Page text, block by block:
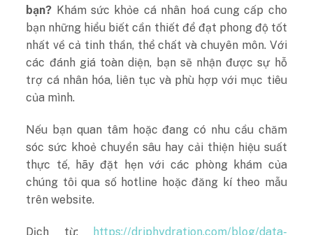
bạn? Khám sức khỏe cá nhân hoá cung cấp cho
bạn những hiểu biết cần thiết để đạt phong độ tốt
nhất về cả tinh thần, thể chất và chuyên môn. Với
các đánh giá toàn diện, bạn sẽ nhận được sự hỗ
trợ cá nhân hóa, liên tục và phù hợp với mục tiêu
của mình.
Nếu bạn quan tâm hoặc đang có nhu cầu chăm
sóc sức khoẻ chuyển sâu hay cải thiện hiệu suất
thực tế, hãy đặt hẹn với các phòng khám của
chúng tôi qua số hotline hoặc đăng kí theo mẫu
trên website.
Dịch từ:
https://driphydration.com/blog/data-